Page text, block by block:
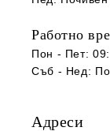
Работно
Пон - Пет:
Съб - Нед:
Адреси